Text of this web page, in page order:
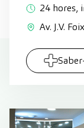
24 hores,
Av. J.V.